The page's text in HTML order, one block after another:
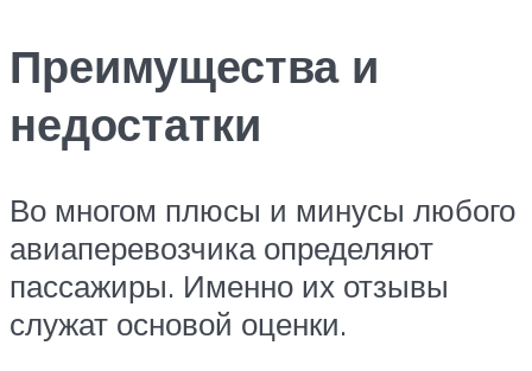
Преимущества и
недостатки
Во многом плюсы и минусы любого
авиаперевозчика определяют
пассажиры. Именно их отзывы
служат основой оценки.